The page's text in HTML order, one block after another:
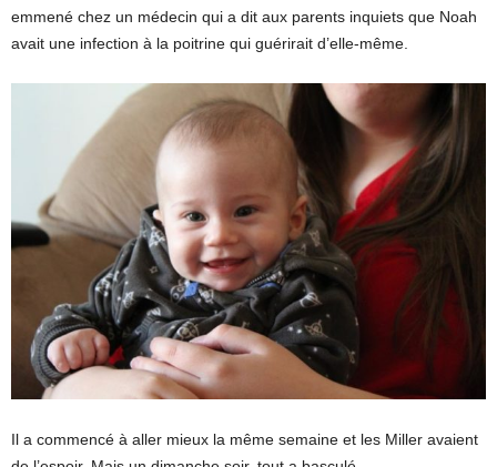
emmené chez un médecin qui a dit aux parents inquiets que Noah
avait une infection à la poitrine qui guérirait d’elle-même.
Il a commencé à aller mieux la même semaine et les Miller avaient